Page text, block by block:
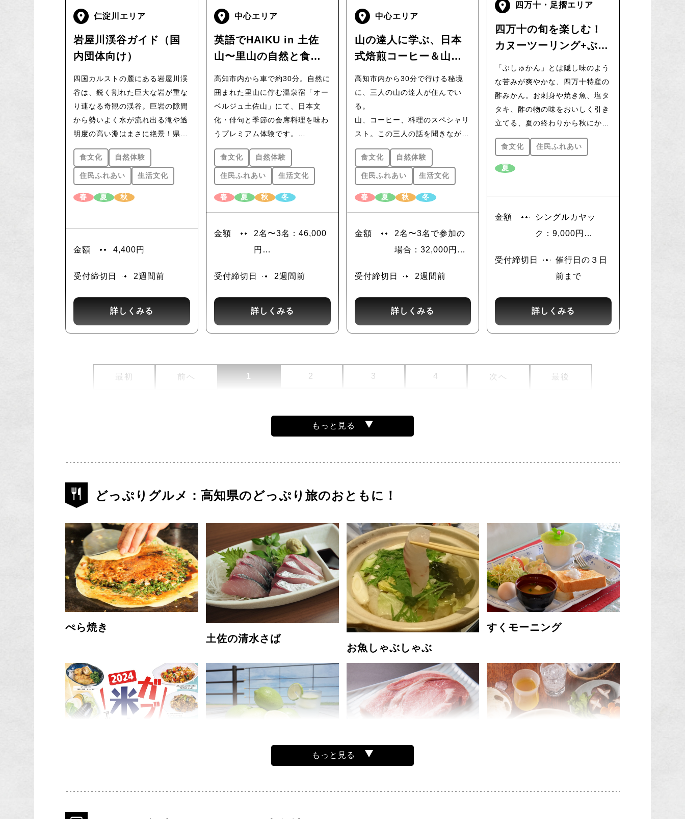
仁淀川エリア
岩屋川渓谷ガイド（国
内団体向け）
四国カルストの麓にある岩屋川渓
谷は、鋭く割れた巨大な岩が重な
り連なる奇観の渓谷。巨岩の隙間
から勢いよく水が流れ出る滝や透
明度の高い淵はまさに絶景！県立
公園として整備された遊歩道を辿
りながら春は新緑、秋は紅葉も楽
しめます。四月上旬、渓谷の上で
だれ桜が滝のような見事な花を咲
ぎの餅に小豆あんを包んで焼き上
げた郷土茶菓「いりもち」と地元
く、秘境の地の大自然と文化をど
す。
個人向け商品はコチラ
食文化 自然体験
住民ふれあい 生活文化
春 夏 秋
金額 4,400円
受付締切日 2週間前
詳しくみる
中心エリア
英語でHAIKU in 土佐
山〜里山の自然と食を
俳句を通じて体感す
る〜（Beyond
Seventeen Syllables:
Haiku in the
Mountains of Kochi）
高知市内から車で約30分。自然に
囲まれた里山に佇む温泉宿「オー
ベルジュ土佐山」にて、日本文
化・俳句と季節の会席料理を味わ
うプレミアム体験です。
高知でも人気の俳句イベントを主
宰する講師陣が、俳句の楽しみ方
を丁寧に解説。里山を散策しなが
クショップの後は、季語の食材も
ご堪能いただきます。旅の途中で
俳句の楽しさに触れることで、こ
ぐっと上がるはず。俳句を書き留
土産としてお持ち帰りいただけま
食文化 自然体験
住民ふれあい 生活文化
春 夏 秋 冬
金額
2名〜3名：46,000
円
円
受付締切日 2週間前
詳しくみる
中心エリア
山の達人に学ぶ、日本
式焙煎コーヒー＆山の
グルメサブジ（Wild
Fire on the
Mountain）
高知市内から30分で行ける秘境
に、三人の山の達人が住んでい
る。
山、コーヒー、料理のスペシャリ
スト。この三人の話を聞きなが
ら、炭と七厘を使って行うコーヒ
ー豆の日本式焙煎を見学そして試
飲。その後、山姥の滝に設置した
く。午後は、希望に合わせて、巨
しなど、日本の山の暮らしを満喫
していただきます。
食文化 自然体験
住民ふれあい 生活文化
春 夏 秋 冬
金額
2名〜3名で参加の
場合：32,000円
場合：25,000円
受付締切日 2週間前
詳しくみる
四万十・足摺エリア
四万十の旬を楽しむ！
カヌーツーリング+ぶし
ゅかん狩り体験
「ぶしゅかん」とは隠し味のよう
な苦みが爽やかな、四万十特産の
酢みかん。お刺身や焼き魚、塩タ
タキ、酢の物の味をおいしく引き
立てる、夏の終わりから秋にかけ
ての四万十に欠かせない旬の食材
です。また、お料理に限らず、ぶ
しゅかんを搾って作るジュースも
カヌーツーリングの後に畑に行っ
てぶしゅかんの青玉収穫を体験
弁当でランチ。食後にぶしゅかん
を使って自分好みにジュースをお
を旬の食で楽しむ四万十ならでは
特別な体験プランです。
食文化 住民ふれあい
夏
金額
シングルカヤッ
ク：9,000円
14,500円
受付締切日
催行日の３日
前まで
詳しくみる
最初 前へ 1 2 3 4 次へ 最後
もっと見る
どっぷりグルメ：高知県のどっぷり旅のおともに！
ぺら焼き
土佐の清水さば
お魚しゃぶしゃぶ
すくモーニング
黒潮グリーンレモン 四万十ポーク
もっと見る